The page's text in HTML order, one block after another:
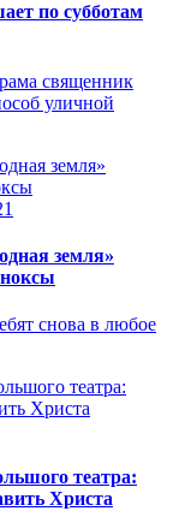
по субботам
священник
уличной
земля»
снова в любое
театра:
Христа